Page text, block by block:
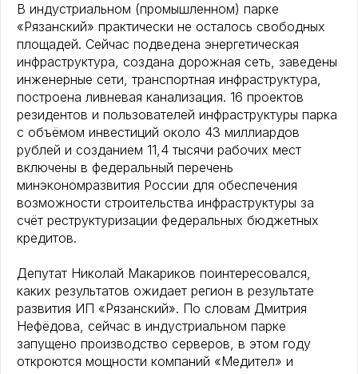
В индустриальном (промышленном) парке
«Рязанский» практически не осталось свободных
площадей. Сейчас подведена энергетическая
инфраструктура, создана дорожная сеть, заведены
инженерные сети, транспортная инфраструктура,
построена ливневая канализация. 16 проектов
резидентов и пользователей инфраструктуры парка
с объёмом инвестиций около 43 миллиардов
рублей и созданием 11,4 тысячи рабочих мест
включены в федеральный перечень
минэкономразвития России для обеспечения
возможности строительства инфраструктуры за
счёт реструктуризации федеральных бюджетных
кредитов.
Депутат Николай Макариков поинтересовался,
каких результатов ожидает регион в результате
развития ИП «Рязанский». По словам Дмитрия
Нефёдова, сейчас в индустриальном парке
запущено производство серверов, в этом году
откроются мощности компаний «Медител» и